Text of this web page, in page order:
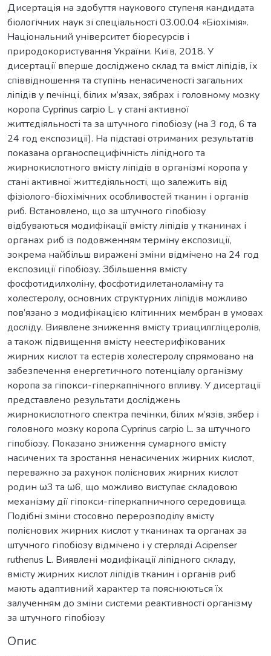
Дисертація на здобуття наукового ступеня кандидата
біологічних наук зі спеціальності 03.00.04 «Біохімія».
Національний університет біоресурсів і
природокористування України. Київ, 2018. У
дисертації вперше досліджено склад та вміст ліпідів, їх
співвідношення та ступінь ненасиченості загальних
ліпідів у печінці, білих м’язах, зябрах і головному мозку
коропа Cyprinus carpio L. у стані активної
життєдіяльності та за штучного гіпобіозу (на 3 год, 6 та
24 год експозиції). На підставі отриманих результатів
показана органоспецифічність ліпідного та
жирнокислотного вмісту ліпідів в організмі коропа у
стані активної життєдіяльності, що залежить від
фізіолого-біохімічних особливостей тканин і органів
риб. Встановлено, що за штучного гіпобіозу
відбуваються модифікації вмісту ліпідів у тканинах і
органах риб із подовженням терміну експозиції,
зокрема найбільш виражені зміни відмічено на 24 год
експозиції гіпобіозу. Збільшення вмісту
фосфотидилхоліну, фосфотидилетаноламіну та
холестеролу, основних структурних ліпідів можливо
пов’язано з модифікацією клітинних мембран в умовах
досліду. Виявлене зниження вмісту триацилгліцеролів,
а також підвищення вмісту неестерифікованих
жирних кислот та естерів холестеролу спрямовано на
забезпечення енергетичного потенціалу організму
коропа за гіпокси-гіперкапнічного впливу. У дисертації
представлено результати досліджень
жирнокислотного спектра печінки, білих м’язів, зябер і
головного мозку коропа Cyprinus carpio L. за штучного
гіпобіозу. Показано зниження сумарного вмісту
насичених та зростання ненасичених жирних кислот,
переважно за рахунок полієнових жирних кислот
родин ω3 та ω6, що можливо виступає складовою
механізму дії гіпокси-гіперкапничного середовища.
Подібні зміни стосовно перерозподілу вмісту
полієнових жирних кислот у тканинах та органах за
штучного гіпобіозу відмічено і у стерляді Acipenser
ruthenus L. Виявлені модифікації ліпідного складу,
вмісту жирних кислот ліпідів тканин і органів риб
мають адаптивний характер та пояснюються їх
залученням до зміни системи реактивності організму
за штучного гіпобіозу
Опис